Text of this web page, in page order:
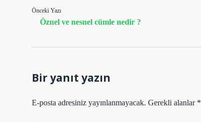
Önceki Yazı
Öznel ve nesnel cümle nedir ?
Bir yanıt yazın
E-posta adresiniz yayınlanmayacak. Gerekli alanlar *